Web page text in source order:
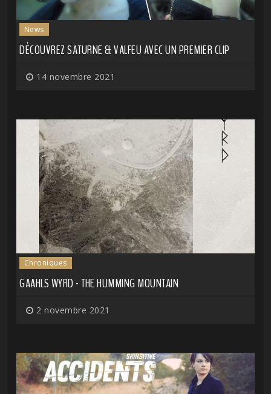
News
DÉCOUVREZ SATURNE & VALFEU AVEC UN PREMIER CLIP
14 novembre 2021
Chroniques
GAAHLS WYRD - THE HUMMING MOUNTAIN
2 novembre 2021